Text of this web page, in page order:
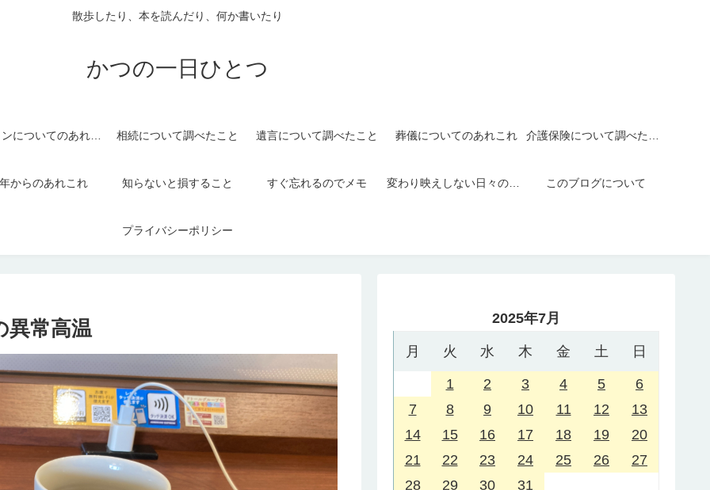
散歩したり、本を読んだり、何か書いたり
かつの一日ひとつ
パソコンについてのあれこれ 相続について調べたこと 遺言について調べたこと 葬儀についてのあれこれ 介護保険について調べたこと
からのあれこれ 知らないと損すること すぐ忘れるのでメモ 変わり映えしない日々の日記 このブログについて
プライバシーポリシー
常高温 2025年7月
月 火 水 木 金 土 日
1 2 3 4 5
6
7
8 9 10 11 12
13
14
15 16 17 18 19
20
21
22 23 24 25 26
27
28
29 30 31